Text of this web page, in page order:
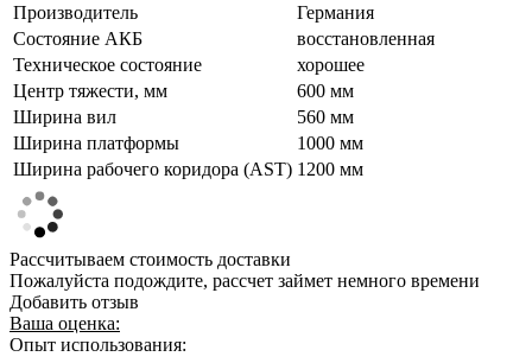
Производитель
Германия
Состояние АКБ
восстановленная
Техническое состояние
хорошее
Центр тяжести, мм
600 мм
Ширина вил
560 мм
Ширина платформы
1000 мм
Ширина рабочего коридора (AST) 1200 мм
Рассчитываем стоимость доставки
Пожалуйста подождите, рассчет займет немного времени
Добавить отзыв
Ваша оценка:
Опыт использования: